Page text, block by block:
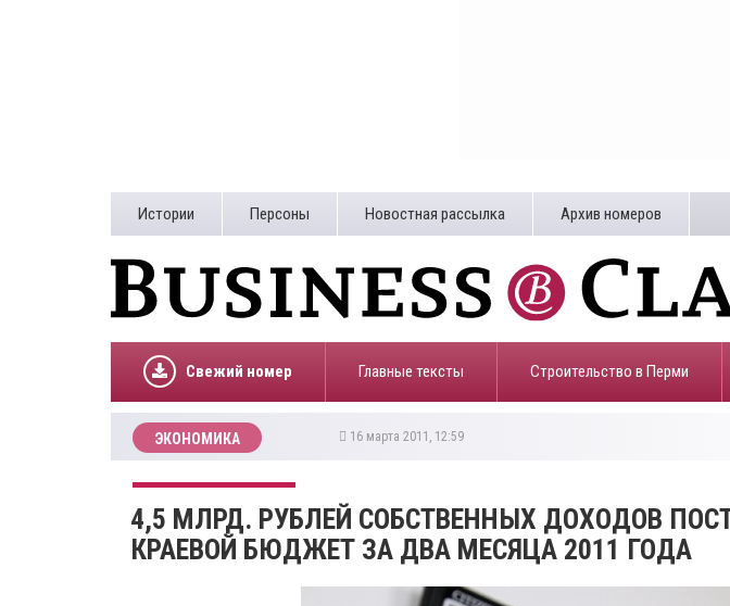
Истории Персоны Новостная рассылка Архив номеров
Свежий номер Главные тексты Строительство в Перми
ЭКОНОМИКА 16 марта 2011, 12:59
4,5 МЛРД. РУБЛЕЙ СОБСТВЕННЫХ ДОХОДОВ
КРАЕВОЙ БЮДЖЕТ ЗА ДВА МЕСЯЦА 2011 ГОДА